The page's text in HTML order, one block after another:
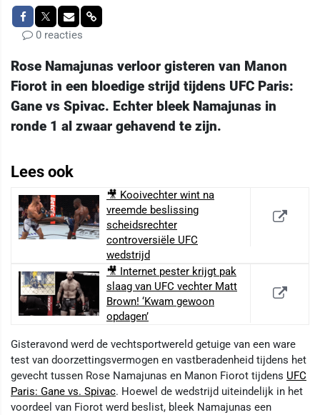
0 reacties
Rose Namajunas verloor gisteren van Manon
Fiorot in een bloedige strijd tijdens UFC Paris:
Gane vs Spivac. Echter bleek Namajunas in
ronde 1 al zwaar gehavend te zijn.
Lees ook
🎥 Kooivechter wint na
vreemde beslissing
scheidsrechter
controversiële UFC
wedstrijd
🎥 Internet pester krijgt pak
slaag van UFC vechter Matt
Brown! ‘Kwam gewoon
opdagen’
Gisteravond werd de vechtsportwereld getuige van een ware
test van doorzettingsvermogen en vastberadenheid tijdens het
gevecht tussen Rose Namajunas en Manon Fiorot tijdens UFC
Paris: Gane vs. Spivac. Hoewel de wedstrijd uiteindelijk in het
voordeel van Fiorot werd beslist, bleek Namajunas een